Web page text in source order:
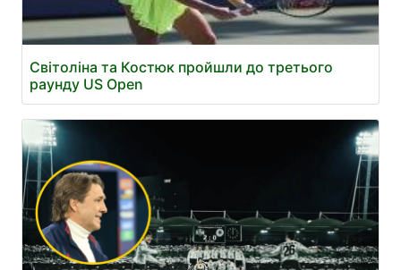
Світоліна та Костюк пройшли до третього
раунду US Open